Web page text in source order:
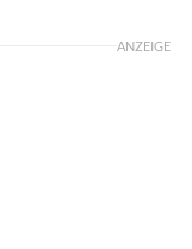
ANZEIGE